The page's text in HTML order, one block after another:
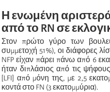
Η ενωμένη
από το RN σε
Στον πρώτο γύρο των
συμμετοχή 51%), οι διάφορες
NFP είχαν πάρει πάνω από 6
ήταν διπλάσιος από τις
[LFI] από μόνη της, με 2,5
κοντά στο FN (3 εκατομμύρια).